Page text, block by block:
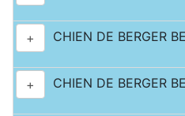
+ CHIEN DE BERGER
+ CHIEN DE BERGER